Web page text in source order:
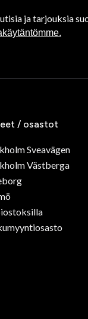
ja tarjouksia
/ osastot
Sveavägen
Västberga